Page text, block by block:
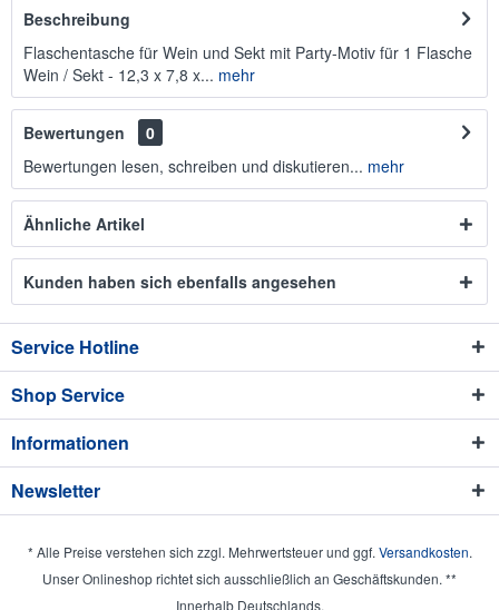
Beschreibung
Flaschentasche für Wein und Sekt mit Party-Motiv für 1 Flasche
Wein / Sekt - 12,3 x 7,8 x... mehr
Bewertungen
0
Bewertungen lesen, schreiben und diskutieren... mehr
Ähnliche Artikel
Kunden haben sich ebenfalls angesehen
Service Hotline
Shop Service
Informationen
Newsletter
* Alle Preise verstehen sich zzgl. Mehrwertsteuer und ggf. Versandkosten.
Unser Onlineshop richtet sich ausschließlich an Geschäftskunden. **
Innerhalb Deutschlands.